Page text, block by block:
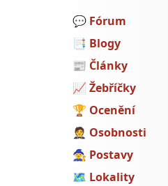
💬️ Fórum
📑 Blogy
📰 Články
📈 Žebříčky
🏆 Ocenění
🤵 Osobnosti
🧙 Postavy
🗺 Lokality